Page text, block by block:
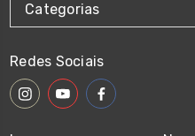
Categorias
Redes Sociais